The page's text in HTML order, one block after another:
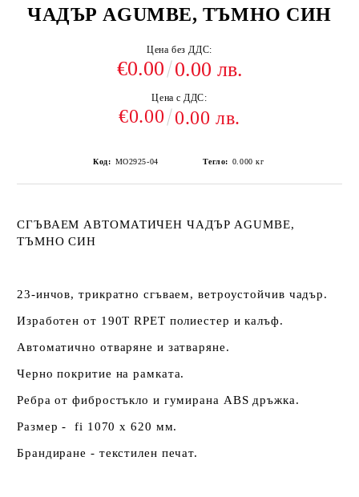
ЧАДЪР AGUMBE, ТЪМНО СИН
Цена без ДДС:
€0.00 0.00 лв.
Цена с ДДС:
€0.00 0.00 лв.
Код: MO2925-04 Тегло: 0.000 кг
СГЪВАЕМ АВТОМАТИЧЕН ЧАДЪР AGUMBE,
ТЪМНО СИН
23-инчов, трикратно сгъваем, ветроустойчив чадър.
Изработен от 190T RPET полиестер и калъф.
Автоматично отваряне и затваряне.
Черно покритие на рамката.
Ребра от фибростъкло и гумирана ABS дръжка.
Размер - fi 1070 х 620 мм.
Брандиране - текстилен печат.